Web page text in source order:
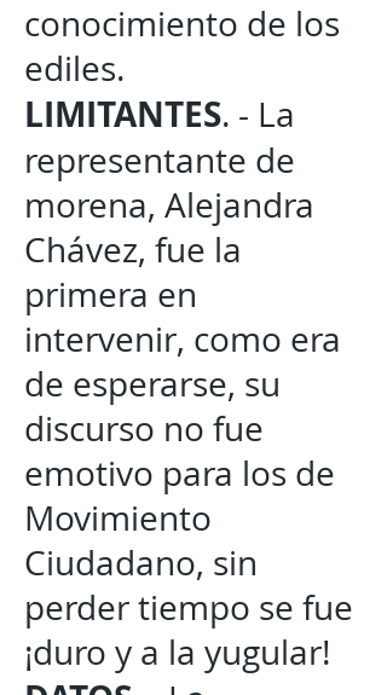
conocimiento de los
ediles.
LIMITANTES. - La
representante de
morena, Alejandra
Chávez, fue la
primera en
intervenir, como era
de esperarse, su
discurso no fue
emotivo para los de
Movimiento
Ciudadano, sin
perder tiempo se fue
¡duro y a la yugular!